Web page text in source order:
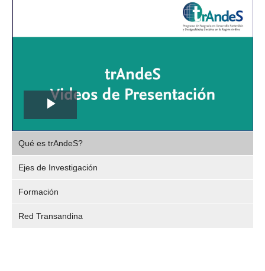
Play
Video
Qué es trAndeS?
Ejes de Investigación
Formación
Red Transandina